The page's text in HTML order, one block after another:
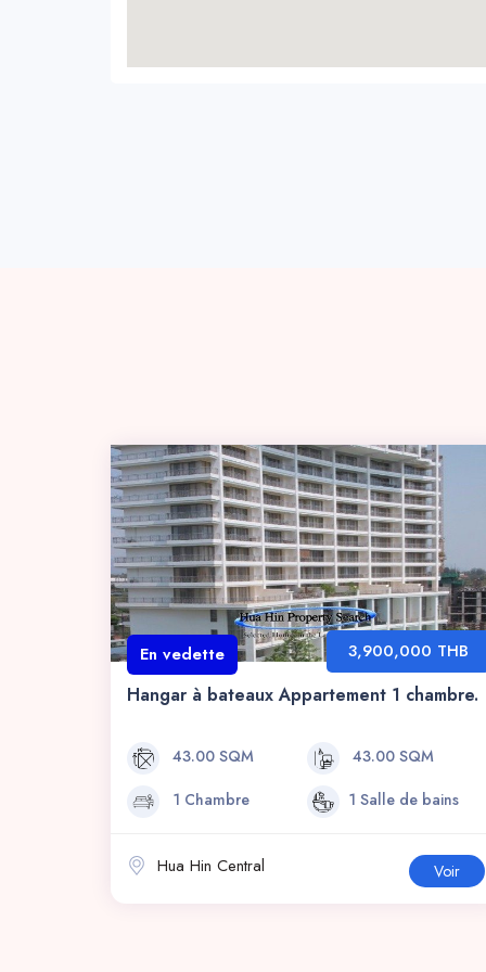
En vedette
Hangar à bateaux Appartement 1 chambre.
3,900,000 THB
43.00 SQM
43.00 SQM
1 Chambre
1 Salle de bains
Hua Hin Central Voir